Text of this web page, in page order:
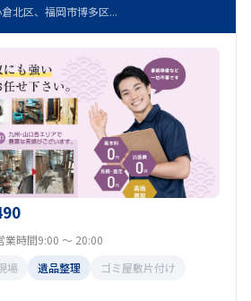
北区、福岡市博多区...
業時間9:00 ～ 20:00
場 遺品整理
ゴミ屋敷片付け